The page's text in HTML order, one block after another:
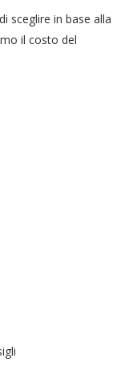
sceglire in base alla
il costo del